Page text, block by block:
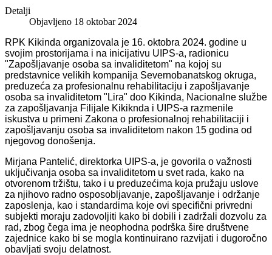
Detalji
Objavljeno 18 oktobar 2024
RPK Kikinda organizovala je 16. oktobra 2024. godine u
svojim prostorijama i na inicijativu UIPS-a, radionicu
"Zapošljavanje osoba sa invaliditetom" na kojoj su
predstavnice velikih kompanija Severnobanatskog okruga,
preduzeća za profesionalnu rehabilitaciju i zapošljavanje
osoba sa invaliditetom "Lira" doo Kikinda, Nacionalne službe
za zapošljavanja Filijale Kikiknda i UIPS-a razmenile
iskustva u primeni Zakona o profesionalnoj rehabilitaciji i
zapošljavanju osoba sa invaliditetom nakon 15 godina od
njegovog donošenja.
Mirjana Pantelić, direktorka UIPS-a, je govorila o važnosti
uključivanja osoba sa invaliditetom u svet rada, kako na
otvorenom tržištu, tako i u preduzećima koja pružaju uslove
za njihovo radno osposobljavanje, zapošljavanje i održanje
zaposlenja, kao i standardima koje ovi specifični privredni
subjekti moraju zadovoljiti kako bi dobili i zadržali dozvolu za
rad, zbog čega ima je neophodna podrška šire društvene
zajednice kako bi se mogla kontinuirano razvijati i dugoročno
obavljati svoju delatnost.